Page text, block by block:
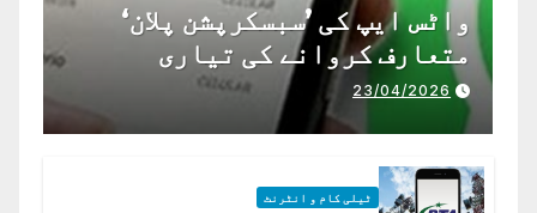
واٹس ایپ کی ’سبسکرپشن پلان‘
متعارف کروانے کی تیاری
23/04/2026
ٹیلی کام و انٹرنٹ